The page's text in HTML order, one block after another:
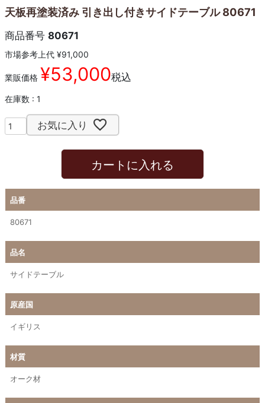
天板再塗装済み 引き出し付きサイドテーブル 80671
商品番号 80671
市場参考上代 ¥91,000
業販価格 ¥53,000税込
在庫数 1
お気に入り
カートに入れる
品番
80671
品名
サイドテーブル
原産国
イギリス
材質
オーク材